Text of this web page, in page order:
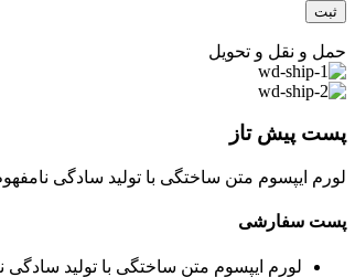
حمل و نقل و تحویل
پست پیش تاز
لورم ایپسوم متن ساختگی با تولید سادگی
پست سفارشی
لورم ایپسوم متن ساختگی با تولید